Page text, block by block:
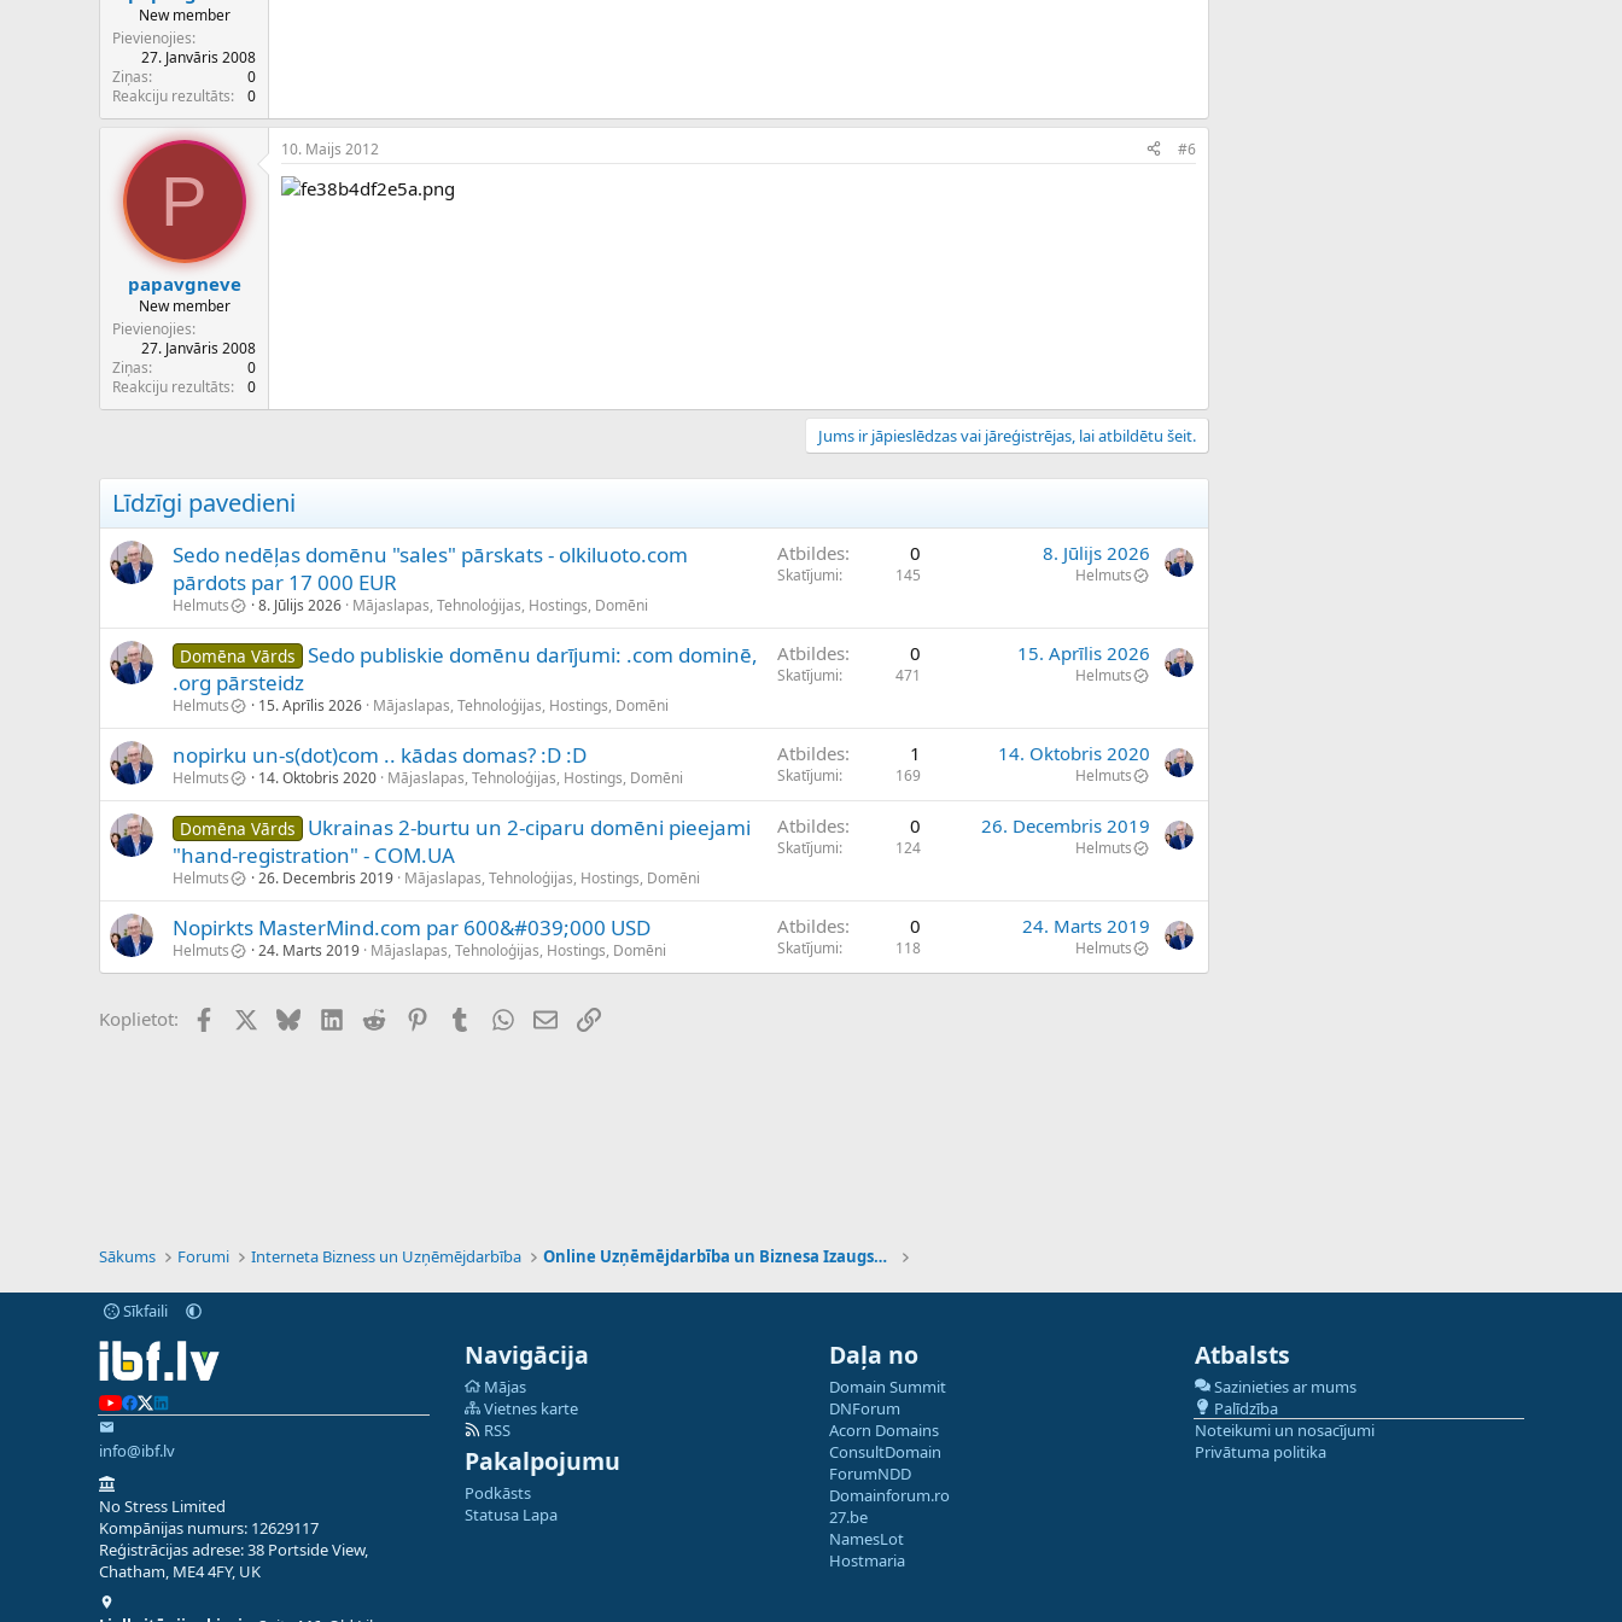
New member
Pievienojies
27. Janvāris 2008
Ziņas
0
Reakciju rezultāts
0
P
papavgneve
New member
Pievienojies
27. Janvāris 2008
Ziņas
0
Reakciju rezultāts
0
10. Maijs 2012 #6
Jums ir jāpieslēdzas vai jāreģistrējas, lai atbildētu šeit.
Līdzīgi pavedieni
Sedo nedēļas domēnu "sales" pārskats - olkiluoto.com
pārdots par 17 000 EUR
Helmuts 8. Jūlijs 2026 Mājaslapas, Tehnoloģijas, Hostings, Domēni
Atbildes 0
Skatījumi 145
8. Jūlijs 2026
Helmuts
Domēna Vārds Sedo publiskie domēnu darījumi: .com dominē,
.org pārsteidz
Helmuts 15. Aprīlis 2026 Mājaslapas, Tehnoloģijas, Hostings, Domēni
Atbildes 0
Skatījumi 471
15. Aprīlis 2026
Helmuts
nopirku un-s(dot)com .. kādas domas? :D :D
Helmuts 14. Oktobris 2020 Mājaslapas, Tehnoloģijas, Hostings, Domēni
Atbildes 1
Skatījumi 169
14. Oktobris 2020
Helmuts
Domēna Vārds
Ukrainas 2-burtu un 2-ciparu domēni pieejami
"hand-registration" - COM.UA
Helmuts 26. Decembris 2019 Mājaslapas, Tehnoloģijas, Hostings, Domēni
Atbildes 0
Skatījumi 124
26. Decembris 2019
Helmuts
Nopirkts MasterMind.com par 600&#039;000 USD
Helmuts 24. Marts 2019 Mājaslapas, Tehnoloģijas, Hostings, Domēni
Atbildes 0
Skatījumi 118
24. Marts 2019
Helmuts
Koplietot: FacebookX (Twitter)
BlueskyLinkedIn
Reddit PinterestTumblrWhatsApp
E-pastsSaiti
Sākums Forumi Interneta Bizness un Uzņēmējdarbība Online Uzņēmējdarbība un Biznesa Izaugsme
Sīkfaili
info@ibf.lv
No Stress Limited
Kompānijas numurs: 12629117
Reģistrācijas adrese: 38 Portside View,
Chatham, ME4 4FY, UK
Navigācija
Mājas
Vietnes karte
RSS
Pakalpojumu
Podkāsts
Statusa Lapa
Daļa no
Domain Summit
DNForum
Acorn Domains
ConsultDomain
ForumNDD
Domainforum.ro
27.be
NamesLot
Hostmaria
Atbalsts
Sazinieties ar mums
Palīdzība
Noteikumi un nosacījumi
Privātuma politika